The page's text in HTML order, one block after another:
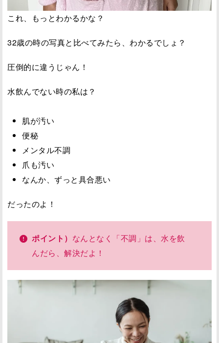
これ、もっとわかるかな？
32歳の時の写真と比べてみたら、わかるでしょ？
圧倒的に違うじゃん！
水飲んでない時の私は？
肌が汚い
便秘
メンタル不調
爪も汚い
なんか、ずっと具合悪い
だったのよ！
ポイント） なんとなく「不調」は、水を飲
んだら、解決だよ！